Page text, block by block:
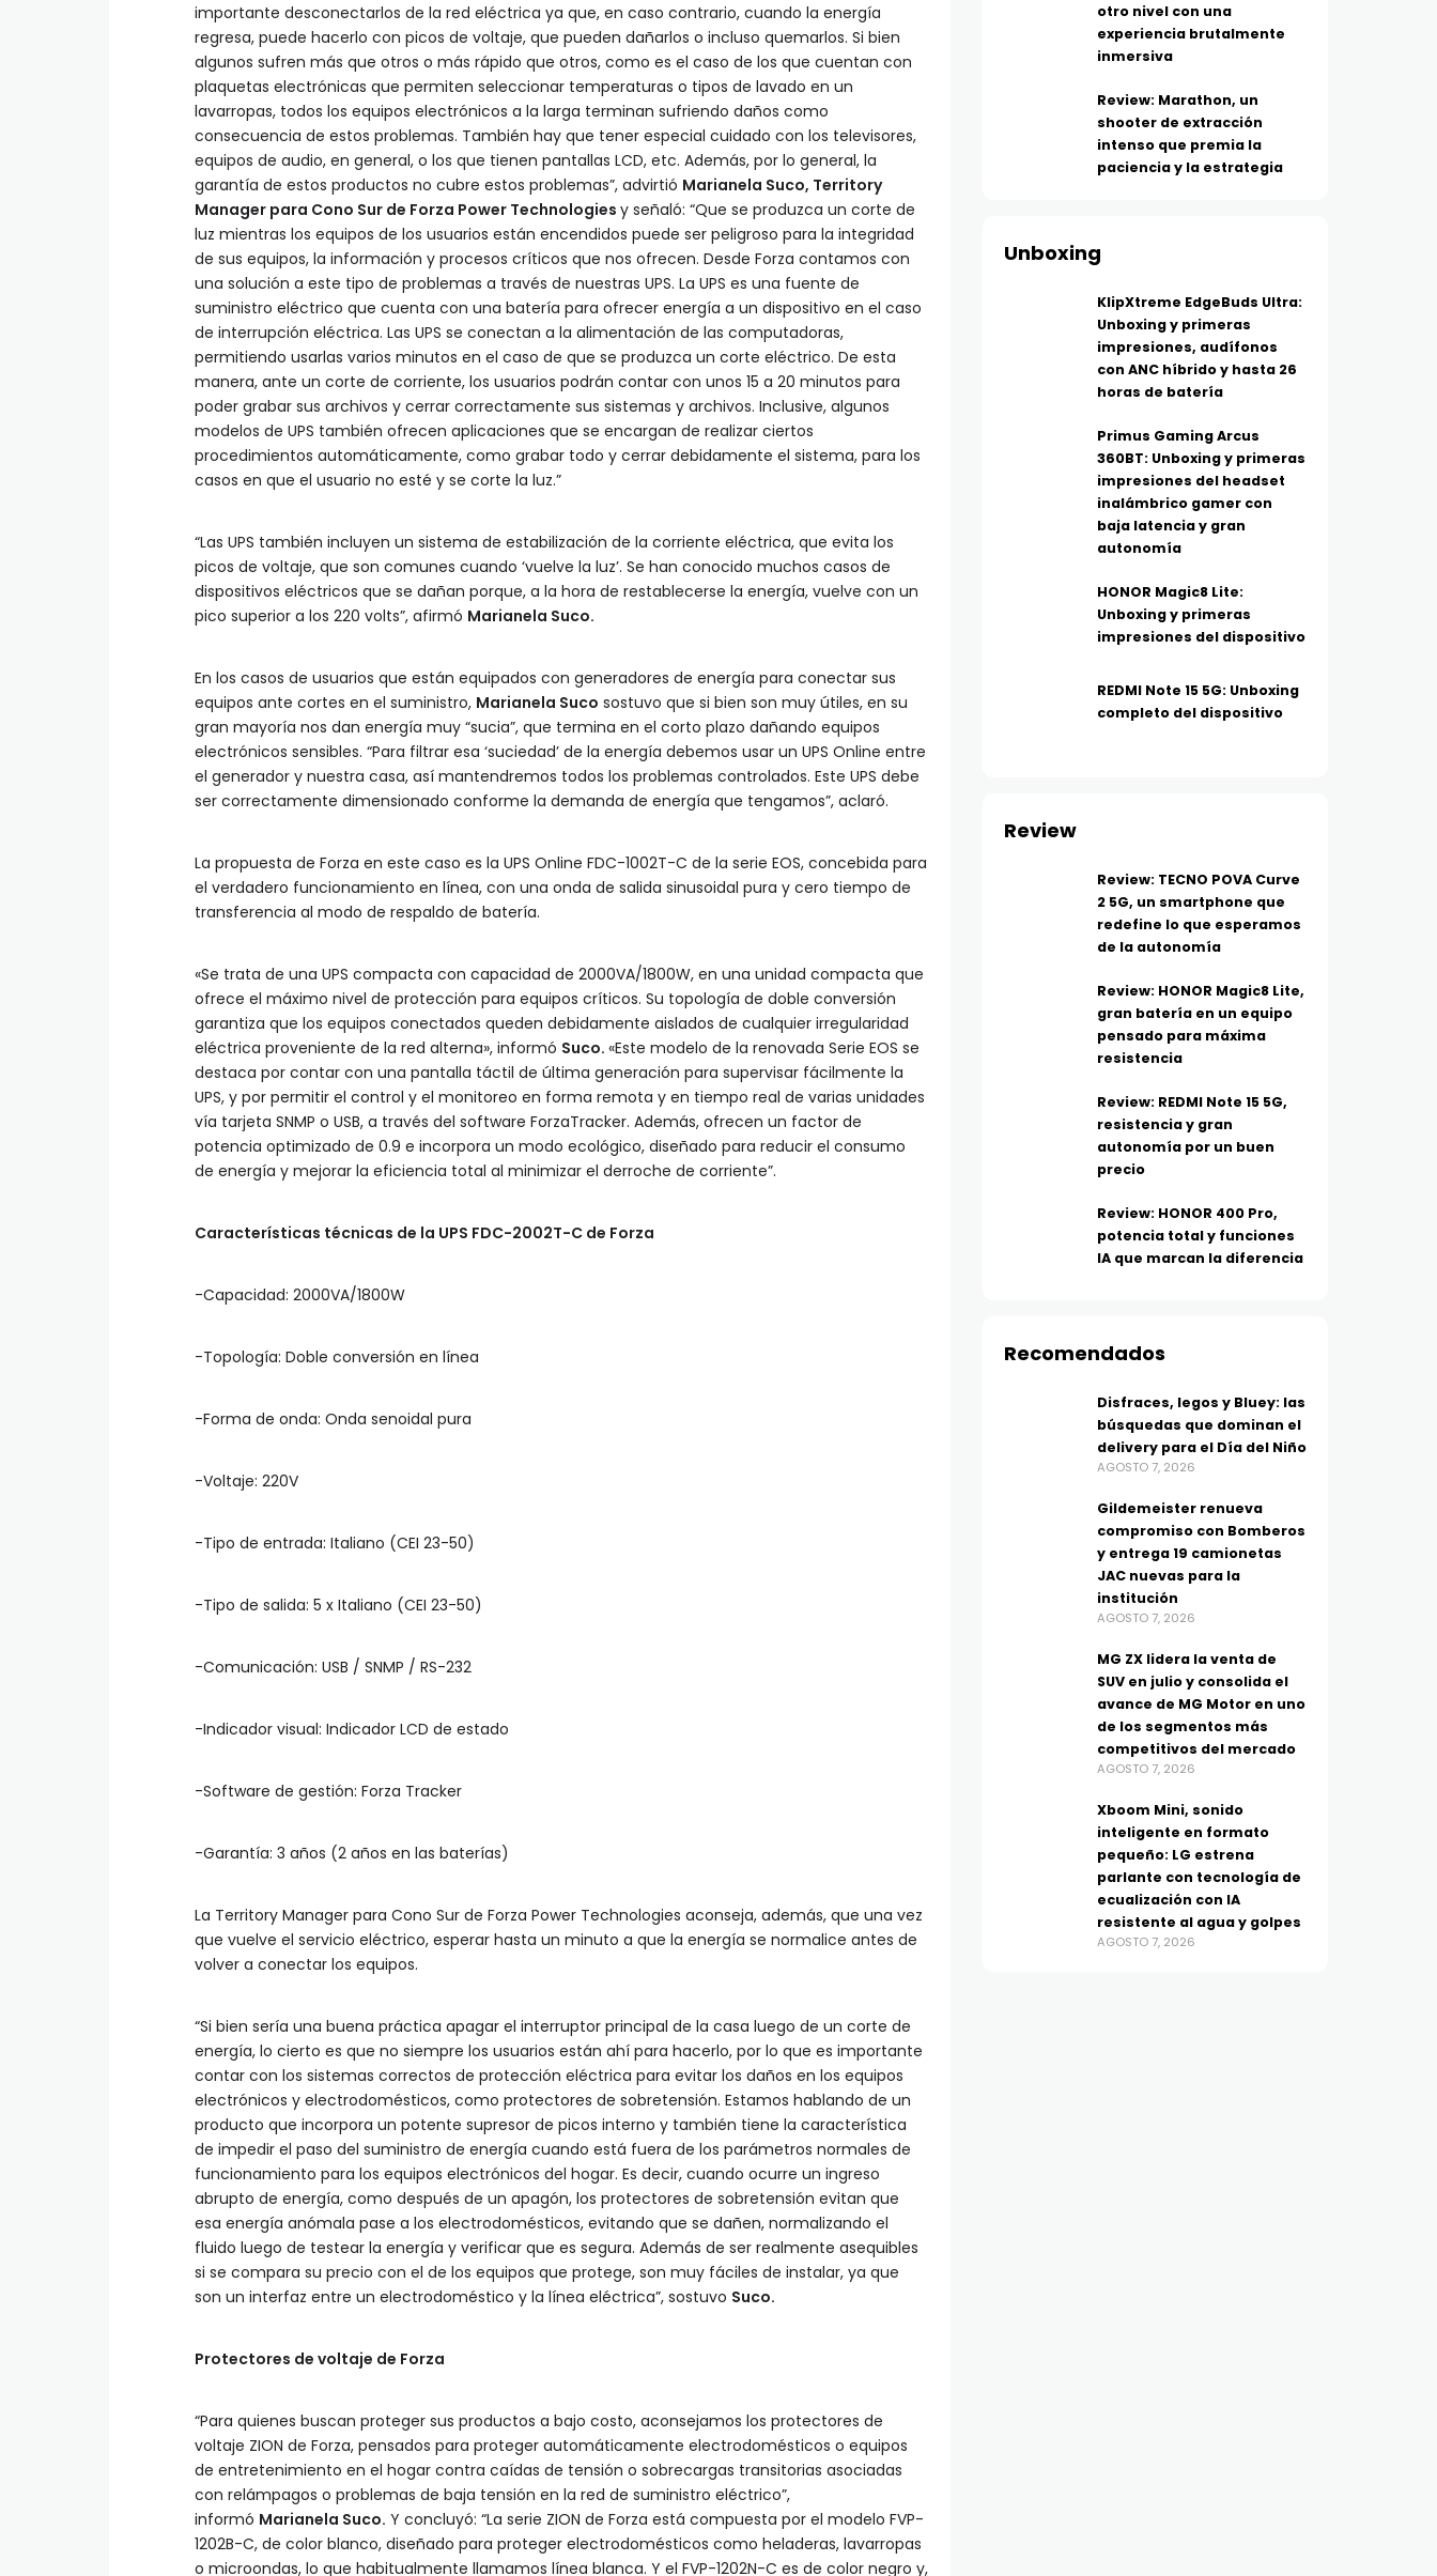
importante desconectarlos de la red eléctrica ya que, en caso contrario, cuando la energía
regresa, puede hacerlo con picos de voltaje, que pueden dañarlos o incluso quemarlos. Si bien
algunos sufren más que otros o más rápido que otros, como es el caso de los que cuentan con
plaquetas electrónicas que permiten seleccionar temperaturas o tipos de lavado en un
lavarropas, todos los equipos electrónicos a la larga terminan sufriendo daños como
consecuencia de estos problemas. También hay que tener especial cuidado con los televisores,
equipos de audio, en general, o los que tienen pantallas LCD, etc. Además, por lo general, la
garantía de estos productos no cubre estos problemas”, advirtió Marianela Suco, Territory
Manager para Cono Sur de Forza Power Technologies y señaló: “Que se produzca un corte de
luz mientras los equipos de los usuarios están encendidos puede ser peligroso para la integridad
de sus equipos, la información y procesos críticos que nos ofrecen. Desde Forza contamos con
una solución a este tipo de problemas a través de nuestras UPS. La UPS es una fuente de
suministro eléctrico que cuenta con una batería para ofrecer energía a un dispositivo en el caso
de interrupción eléctrica. Las UPS se conectan a la alimentación de las computadoras,
permitiendo usarlas varios minutos en el caso de que se produzca un corte eléctrico. De esta
manera, ante un corte de corriente, los usuarios podrán contar con unos 15 a 20 minutos para
poder grabar sus archivos y cerrar correctamente sus sistemas y archivos. Inclusive, algunos
modelos de UPS también ofrecen aplicaciones que se encargan de realizar ciertos
procedimientos automáticamente, como grabar todo y cerrar debidamente el sistema, para los
casos en que el usuario no esté y se corte la luz.”
“Las UPS también incluyen un sistema de estabilización de la corriente eléctrica, que evita los
picos de voltaje, que son comunes cuando ‘vuelve la luz’. Se han conocido muchos casos de
dispositivos eléctricos que se dañan porque, a la hora de restablecerse la energía, vuelve con un
pico superior a los 220 volts”, afirmó Marianela Suco.
En los casos de usuarios que están equipados con generadores de energía para conectar sus
equipos ante cortes en el suministro, Marianela Suco sostuvo que si bien son muy útiles, en su
gran mayoría nos dan energía muy “sucia”, que termina en el corto plazo dañando equipos
electrónicos sensibles. “Para filtrar esa ‘suciedad’ de la energía debemos usar un UPS Online entre
el generador y nuestra casa, así mantendremos todos los problemas controlados. Este UPS debe
ser correctamente dimensionado conforme la demanda de energía que tengamos”, aclaró.
La propuesta de Forza en este caso es la UPS Online FDC-1002T-C de la serie EOS, concebida para
el verdadero funcionamiento en línea, con una onda de salida sinusoidal pura y cero tiempo de
transferencia al modo de respaldo de batería.
«Se trata de una UPS compacta con capacidad de 2000VA/1800W, en una unidad compacta que
ofrece el máximo nivel de protección para equipos críticos. Su topología de doble conversión
garantiza que los equipos conectados queden debidamente aislados de cualquier irregularidad
eléctrica proveniente de la red alterna», informó Suco. «Este modelo de la renovada Serie EOS se
destaca por contar con una pantalla táctil de última generación para supervisar fácilmente la
UPS, y por permitir el control y el monitoreo en forma remota y en tiempo real de varias unidades
vía tarjeta SNMP o USB, a través del software ForzaTracker. Además, ofrecen un factor de
potencia optimizado de 0.9 e incorpora un modo ecológico, diseñado para reducir el consumo
de energía y mejorar la eficiencia total al minimizar el derroche de corriente”.
Características técnicas de la UPS FDC-2002T-C de Forza
-Capacidad: 2000VA/1800W
-Topología: Doble conversión en línea
-Forma de onda: Onda senoidal pura
-Voltaje: 220V
-Tipo de entrada: Italiano (CEI 23-50)
-Tipo de salida: 5 x Italiano (CEI 23-50)
-Comunicación: USB / SNMP / RS-232
-Indicador visual: Indicador LCD de estado
-Software de gestión: Forza Tracker
-Garantía: 3 años (2 años en las baterías)
La Territory Manager para Cono Sur de Forza Power Technologies aconseja, además, que una vez
que vuelve el servicio eléctrico, esperar hasta un minuto a que la energía se normalice antes de
volver a conectar los equipos.
“Si bien sería una buena práctica apagar el interruptor principal de la casa luego de un corte de
energía, lo cierto es que no siempre los usuarios están ahí para hacerlo, por lo que es importante
contar con los sistemas correctos de protección eléctrica para evitar los daños en los equipos
electrónicos y electrodomésticos, como protectores de sobretensión. Estamos hablando de un
producto que incorpora un potente supresor de picos interno y también tiene la característica
de impedir el paso del suministro de energía cuando está fuera de los parámetros normales de
funcionamiento para los equipos electrónicos del hogar. Es decir, cuando ocurre un ingreso
abrupto de energía, como después de un apagón, los protectores de sobretensión evitan que
esa energía anómala pase a los electrodomésticos, evitando que se dañen, normalizando el
fluido luego de testear la energía y verificar que es segura. Además de ser realmente asequibles
si se compara su precio con el de los equipos que protege, son muy fáciles de instalar, ya que
son un interfaz entre un electrodoméstico y la línea eléctrica”, sostuvo Suco.
Protectores de voltaje de Forza
“Para quienes buscan proteger sus productos a bajo costo, aconsejamos los protectores de
voltaje ZION de Forza, pensados para proteger automáticamente electrodomésticos o equipos
de entretenimiento en el hogar contra caídas de tensión o sobrecargas transitorias asociadas
con relámpagos o problemas de baja tensión en la red de suministro eléctrico”,
informó Marianela Suco. Y concluyó: “La serie ZION de Forza está compuesta por el modelo FVP-
1202B-C, de color blanco, diseñado para proteger electrodomésticos como heladeras, lavarropas
o microondas, lo que habitualmente llamamos línea blanca. Y el FVP-1202N-C es de color negro y,
otro nivel con una
experiencia brutalmente
inmersiva
Review: Marathon, un
shooter de extracción
intenso que premia la
paciencia y la estrategia
Unboxing
KlipXtreme EdgeBuds Ultra:
Unboxing y primeras
impresiones, audífonos
con ANC híbrido y hasta 26
horas de batería
Primus Gaming Arcus
360BT: Unboxing y primeras
impresiones del headset
inalámbrico gamer con
baja latencia y gran
autonomía
HONOR Magic8 Lite:
Unboxing y primeras
impresiones del dispositivo
REDMI Note 15 5G: Unboxing
completo del dispositivo
Review
Review: TECNO POVA Curve
2 5G, un smartphone que
redefine lo que esperamos
de la autonomía
Review: HONOR Magic8 Lite,
gran batería en un equipo
pensado para máxima
resistencia
Review: REDMI Note 15 5G,
resistencia y gran
autonomía por un buen
precio
Review: HONOR 400 Pro,
potencia total y funciones
IA que marcan la diferencia
Recomendados
Disfraces, legos y Bluey: las
búsquedas que dominan el
delivery para el Día del Niño
AGOSTO 7, 2026
Gildemeister renueva
compromiso con Bomberos
y entrega 19 camionetas
JAC nuevas para la
institución
AGOSTO 7, 2026
MG ZX lidera la venta de
SUV en julio y consolida el
avance de MG Motor en uno
de los segmentos más
competitivos del mercado
AGOSTO 7, 2026
Xboom Mini, sonido
inteligente en formato
pequeño: LG estrena
parlante con tecnología de
ecualización con IA
resistente al agua y golpes
AGOSTO 7, 2026